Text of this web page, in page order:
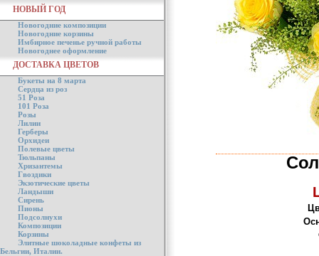
НОВЫЙ ГОД
Новогодние композиции
Новогодние корзины
Имбирное печенье ручной работы
Новогоднее оформление
ДОСТАВКА ЦВЕТОВ
Букеты на 8 марта
Сердца из роз
51 Роза
101 Роза
Розы
Лилии
Герберы
Орхидеи
Полевые цветы
Тюльпаны
Хризантемы
Гвоздики
Экзотические цветы
Ландыши
Сирень
Пионы
Подсолнухи
Композиции
Корзины
Элитные шоколадные конфеты из
Бельгии, Италии.